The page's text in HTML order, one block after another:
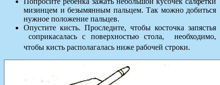
мизинцем и безымянным пальцем. Так можно добиться
нужное положение пальцев.
Опустите кисть. Проследите, чтобы косточка запястья
соприкасалась с поверхностью стола, необходимо,
чтобы кисть располагалась ниже рабочей строки.